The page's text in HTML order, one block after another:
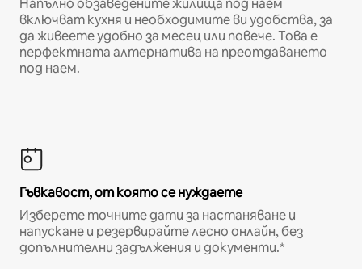
Напълно обзаведените жилища под наем
включват кухня и необходимите ви удобства, за
да живеете удобно за месец или повече. Това е
перфектната алтернатива на преотдаването
под наем.
Гъвкавост, от която се нуждаете
Изберете точните дати за настаняване и
напускане и резервирайте лесно онлайн, без
допълнителни задължения и документи.*